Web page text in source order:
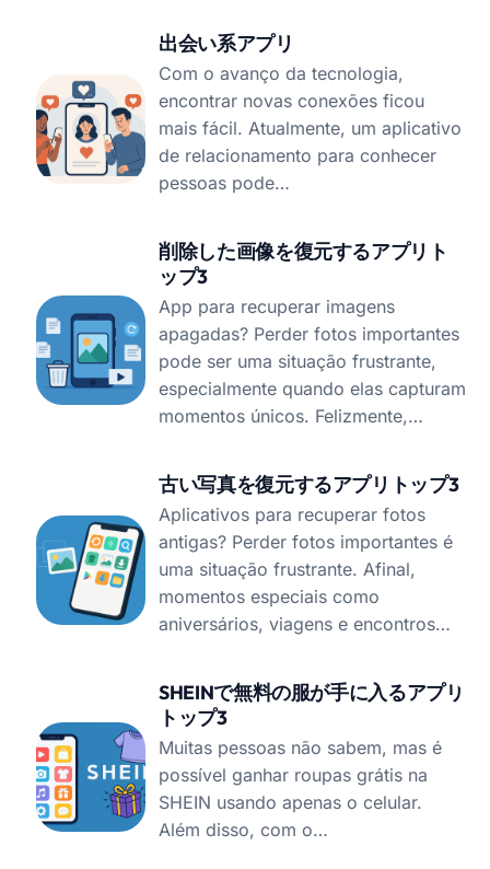
出会い系アプリ
Com o avanço da tecnologia,
encontrar novas conexões ficou
mais fácil. Atualmente, um aplicativo
de relacionamento para conhecer
pessoas pode…
削除した画像を復元するアプリト
ップ3
App para recuperar imagens
apagadas? Perder fotos importantes
pode ser uma situação frustrante,
especialmente quando elas capturam
momentos únicos. Felizmente,…
古い写真を復元するアプリトップ3
Aplicativos para recuperar fotos
antigas? Perder fotos importantes é
uma situação frustrante. Afinal,
momentos especiais como
aniversários, viagens e encontros…
SHEINで無料の服が手に入るアプリ
トップ3
Muitas pessoas não sabem, mas é
possível ganhar roupas grátis na
SHEIN usando apenas o celular.
Além disso, com o…